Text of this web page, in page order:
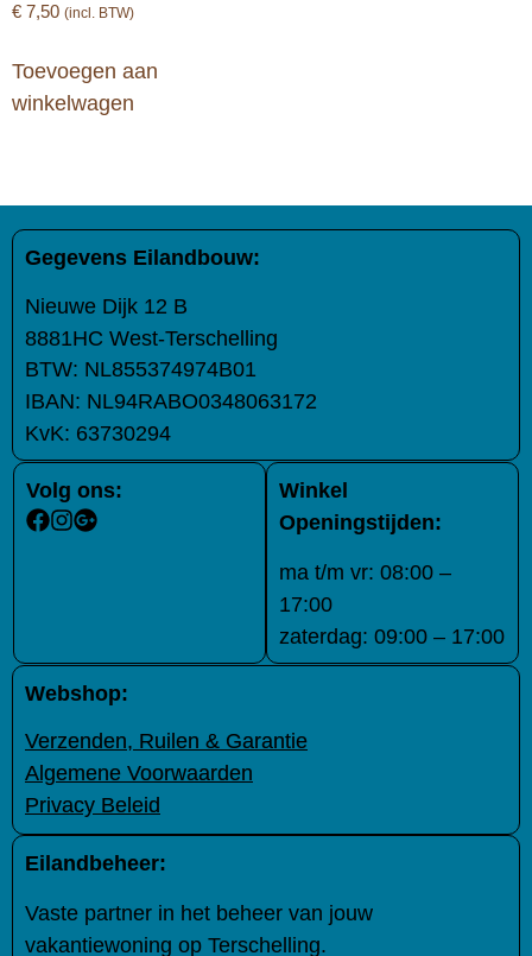
€ 7,50 (incl. BTW)
Toevoegen aan
winkelwagen
Gegevens Eilandbouw:
Nieuwe Dijk 12 B
8881HC West-Terschelling
BTW: NL855374974B01
IBAN: NL94RABO0348063172
KvK: 63730294
Winkel
Openingstijden:
ma t/m vr: 08:00 –
17:00
zaterdag: 09:00 – 17:00
Volg ons:
Webshop:
Verzenden, Ruilen & Garantie
Algemene Voorwaarden
Privacy Beleid
Eilandbeheer:
Vaste partner in het beheer van jouw
vakantiewoning op Terschelling.